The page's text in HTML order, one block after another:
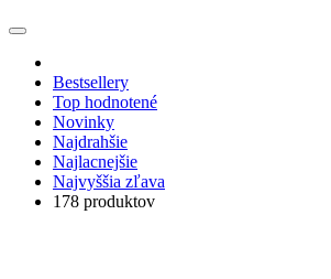
Bestsellery
Top hodnotené
Novinky
Najdrahšie
Najlacnejšie
Najvyššia zľava
178 produktov